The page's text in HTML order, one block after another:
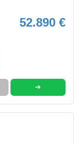
52.890 €
➜